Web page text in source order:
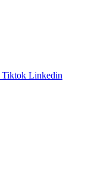
Tiktok Linkedin